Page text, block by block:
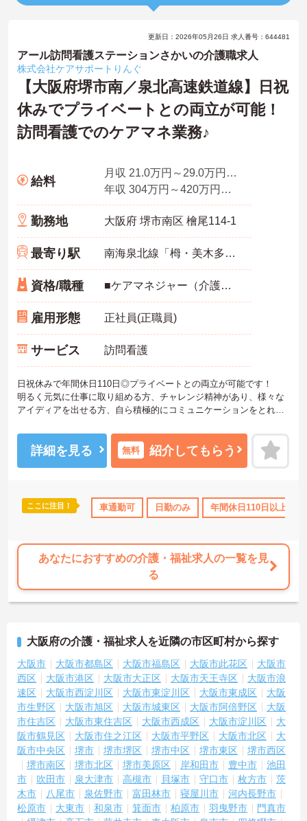
更新日：2026年05月26日 求人番号：644481
アール訪問看護ステーションさかいの介護職求人
株式会社ケアサポートりんぐ
【大阪府堺市南／泉北高速鉄道線】日祝
休みでプライベートとの両立が可能！
訪問看護でのケアマネ業務♪
給料
月収 21.0万円～29.0万円諸手当含む※経験により考慮
年収 304万円～420万円諸手当含む※経験により考慮
勤務地 大阪府 堺市南区 檜尾114-1
最寄り駅 南海泉北線「栂・美木多駅」徒歩13分
資格/職種 ■ケアマネジャー（介護支援専門員） ■普通自動車免許（ＡＴ限定可） ※主任介護支援専門員資格保有者優遇
雇用形態 正社員(正職員)
サービス 訪問看護
日祝休みで年間休日110日◎プライベートとの両立が可能です！
明るく元気に仕事に取り組める方、チャレンジ精神があり、様々な
アイディアを出せる方、自ら積極的にコミュニケーションをとれる
少しでもご興味がある方は詳細をお伝え致します。
是非一度マイナビコメディカルまでお問合せ下さい！
詳細を見る 無料 紹介してもらう
ここに注目！ 車通勤可 日勤のみ 年間休日110日以上
あなたにおすすめの介護・福祉求人の一覧を見
る
大阪府の介護・福祉求人を近隣の市区町村から探す
大阪市 大阪市都島区 大阪市福島区 大阪市此花区
大阪市
西区
大阪市港区 大阪市大正区 大阪市天王寺区
大阪市浪
速区
大阪市西淀川区 大阪市東淀川区 大阪市東成区
大阪
市生野区
大阪市旭区 大阪市城東区 大阪市阿倍野区
大阪
市住吉区
大阪市東住吉区 大阪市西成区 大阪市淀川区
大
阪市鶴見区
大阪市住之江区 大阪市平野区 大阪市北区
大
阪市中央区
堺市 堺市堺区 堺市中区 堺市東区
堺市西区
堺市南区
堺市北区 堺市美原区 岸和田市 豊中市
池田
市
吹田市 泉大津市 高槻市 貝塚市 守口市 枚方市
茨
木市
八尾市 泉佐野市 富田林市 寝屋川市
河内長野市
松原市
大東市 和泉市 箕面市 柏原市 羽曳野市
門真市